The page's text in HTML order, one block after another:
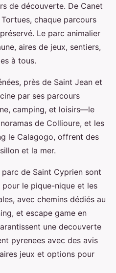
de découverte. De Canet
chaque parcours
Le parc animalier
aires de jeux, sentiers,
à tous.
près de Saint Jean et
par ses parcours
camping, et loisirs—le
de Collioure, et les
le Calagogo, offrent des
et la mer.
de Saint Cyprien sont
le pique-nique et les
avec chemins dédiés au
et escape game en
une decouverte
pyrenees avec des avis
jeux et options pour